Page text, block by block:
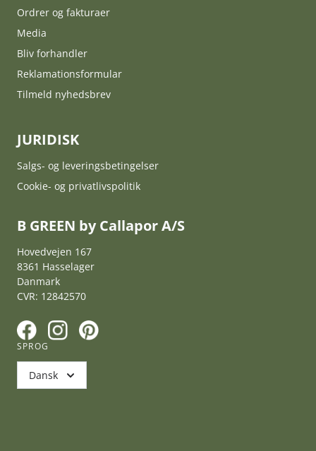
Ordrer og fakturaer
Media
Bliv forhandler
Reklamationsformular
Tilmeld nyhedsbrev
JURIDISK
Salgs- og leveringsbetingelser
Cookie- og privatlivspolitik
B GREEN by Callapor A/S
Hovedvejen 167
8361 Hasselager
Danmark
CVR: 12842570
F I P
SPROG
Dansk